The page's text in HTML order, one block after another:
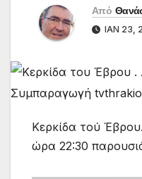
Από
ΙΑΝ 23,
Κερκίδα τού
ώρα 22:30